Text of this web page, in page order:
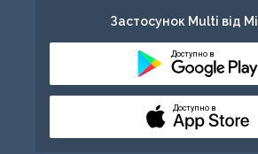
Застосунок Multi від
Доступно в
Доступно в